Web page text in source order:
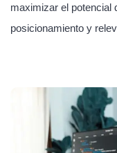
maximizar el potencial
posicionamiento y